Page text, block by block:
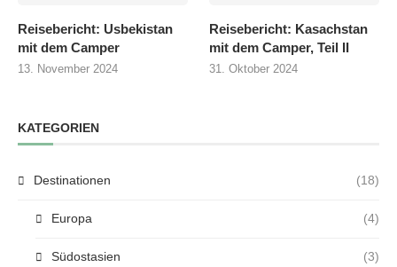
Reisebericht: Usbekistan
mit dem Camper
13. November 2024
Reisebericht: Kasachstan
mit dem Camper, Teil II
31. Oktober 2024
KATEGORIEN
Destinationen (18)
Europa (4)
Südostasien (3)